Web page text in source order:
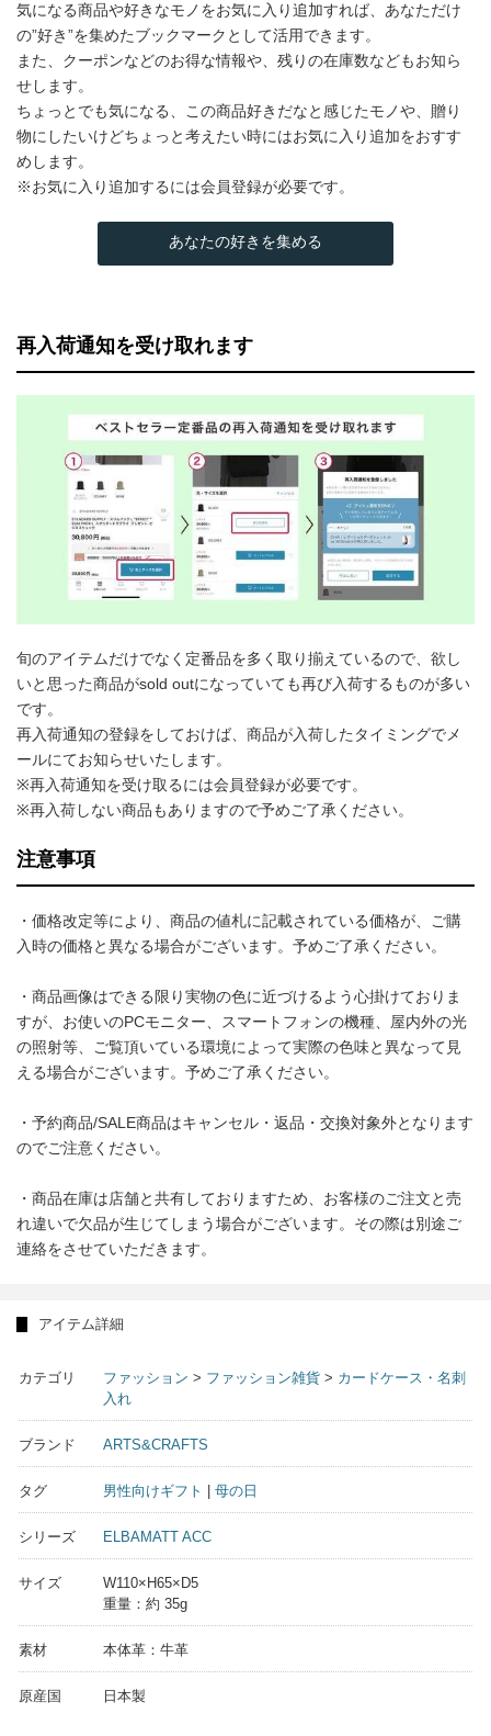
気になる商品や好きなモノをお気に入り追加すれば、あなただけ
の”好き”を集めたブックマークとして活用できます。
また、クーポンなどのお得な情報や、残りの在庫数などもお知ら
せします。
ちょっとでも気になる、この商品好きだなと感じたモノや、贈り
物にしたいけどちょっと考えたい時にはお気に入り追加をおすす
めします。
※お気に入り追加するには会員登録が必要です。
あなたの好きを集める
再入荷通知を受け取れます
旬のアイテムだけでなく定番品を多く取り揃えているので、欲し
いと思った商品がsold outになっていても再び入荷するものが多い
です。
再入荷通知の登録をしておけば、商品が入荷したタイミングでメ
ールにてお知らせいたします。
※再入荷通知を受け取るには会員登録が必要です。
※再入荷しない商品もありますので予めご了承ください。
注意事項
・価格改定等により、商品の値札に記載されている価格が、ご購
入時の価格と異なる場合がございます。予めご了承ください。
・商品画像はできる限り実物の色に近づけるよう心掛けておりま
すが、お使いのPCモニター、スマートフォンの機種、屋内外の光
の照射等、ご覧頂いている環境によって実際の色味と異なって見
える場合がございます。予めご了承ください。
・予約商品/SALE商品はキャンセル・返品・交換対象外となります
のでご注意ください。
・商品在庫は店舗と共有しておりますため、お客様のご注文と売
れ違いで欠品が生じてしまう場合がございます。その際は別途ご
連絡をさせていただきます。
アイテム詳細
カテゴリ ファッション > ファッション雑貨 > カードケース・名刺
入れ
ブランド ARTS&CRAFTS
タグ 男性向けギフト 母の日
シリーズ ELBAMATT ACC
サイズ
W110×H65×D5
重量：約 35g
素材 本体革：牛革
原産国 日本製